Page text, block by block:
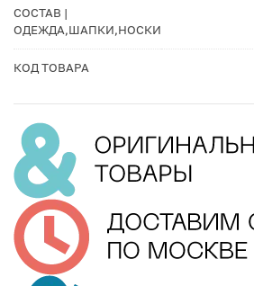
СОСТАВ |
ОДЕЖДА,ШАПКИ,НОСКИ
КОД ТОВАРА